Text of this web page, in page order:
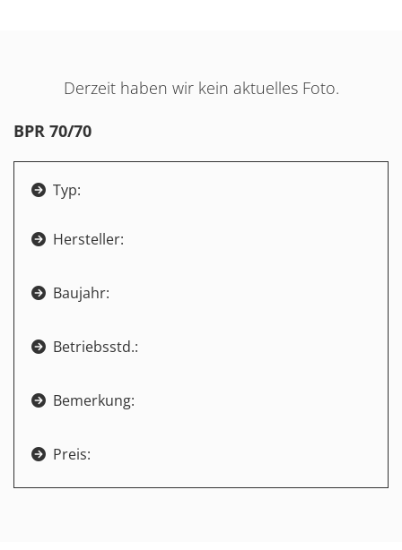
Derzeit haben wir kein aktuelles Foto.
BPR 70/70
 Typ:
 Hersteller:
 Baujahr:
 Betriebsstd.:
 Bemerkung:
 Preis: